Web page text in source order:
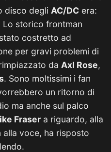
disco degli AC/DC era:
Lo storico frontman
costretto ad
per gravi problemi di
da Axl Rose,
. Sono moltissimi i fan
un ritorno di
ma anche sul palco
Fraser a riguardo, alla
alla voce, ha risposto